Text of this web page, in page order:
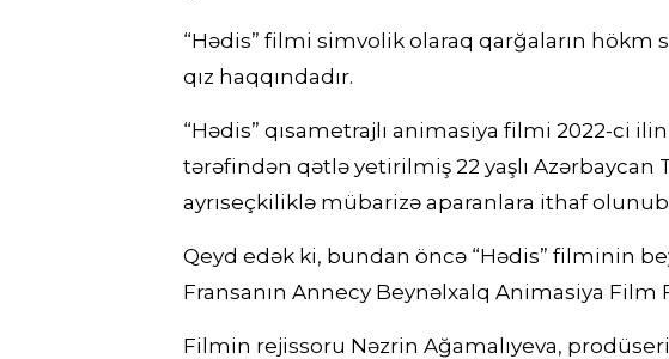
“Hədis” filmi simvolik olaraq qarğaların
qız haqqındadır.
“Hədis” qısametrajlı animasiya filmi 2022-ci
tərəfindən qətlə yetirilmiş 22 yaşlı
ayrıseçkiliklə mübarizə aparanlara ithaf
Qeyd edək ki, bundan öncə “Hədis” filminin
Fransanın Annecy Beynəlxalq Animasiya Film
Filmin rejissoru Nəzrin Ağamalıyeva,